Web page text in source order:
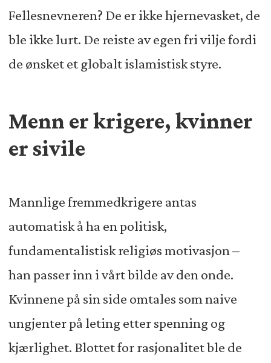
Fellesnevneren? De er ikke hjernevasket, de
ble ikke lurt. De reiste av egen fri vilje fordi
de ønsket et globalt islamistisk styre.
Menn er krigere, kvinner
er sivile
Mannlige fremmedkrigere antas
automatisk å ha en politisk,
fundamentalistisk religiøs motivasjon –
han passer inn i vårt bilde av den onde.
Kvinnene på sin side omtales som naive
ungjenter på leting etter spenning og
kjærlighet. Blottet for rasjonalitet ble de